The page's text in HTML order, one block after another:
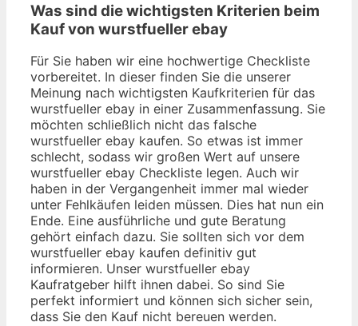
Was sind die wichtigsten Kriterien beim
Kauf von wurstfueller ebay
Für Sie haben wir eine hochwertige Checkliste
vorbereitet. In dieser finden Sie die unserer
Meinung nach wichtigsten Kaufkriterien für das
wurstfueller ebay in einer Zusammenfassung. Sie
möchten schließlich nicht das falsche
wurstfueller ebay kaufen. So etwas ist immer
schlecht, sodass wir großen Wert auf unsere
wurstfueller ebay Checkliste legen. Auch wir
haben in der Vergangenheit immer mal wieder
unter Fehlkäufen leiden müssen. Dies hat nun ein
Ende. Eine ausführliche und gute Beratung
gehört einfach dazu. Sie sollten sich vor dem
wurstfueller ebay kaufen definitiv gut
informieren. Unser wurstfueller ebay
Kaufratgeber hilft ihnen dabei. So sind Sie
perfekt informiert und können sich sicher sein,
dass Sie den Kauf nicht bereuen werden.